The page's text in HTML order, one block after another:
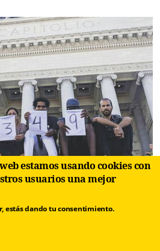
al Decreto 349 como
usuarios una mejor
estás dando tu consentimiento.